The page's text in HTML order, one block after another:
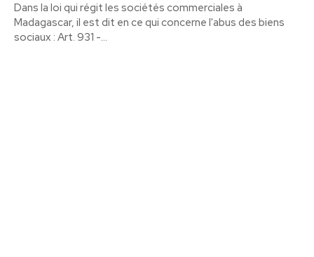
Dans la loi qui régit les sociétés commerciales à
Madagascar, il est dit en ce qui concerne l'abus des biens
sociaux : Art. 931 -...